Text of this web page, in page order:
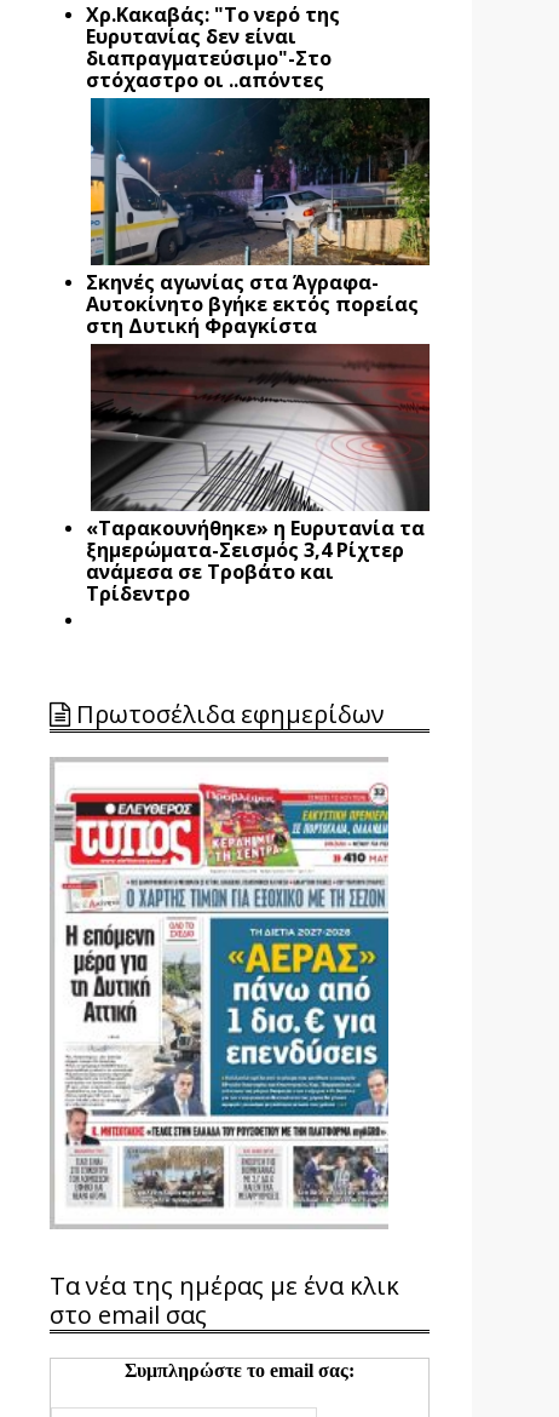
Xρ.Κακαβάς: "Το νερό της
Ευρυτανίας δεν είναι
διαπραγματεύσιμο"-Στο
στόχαστρο οι ..απόντες
Σκηνές αγωνίας στα Άγραφα-
Αυτοκίνητο βγήκε εκτός πορείας
στη Δυτική Φραγκίστα
«Ταρακουνήθηκε» η Ευρυτανία τα
ξημερώματα-Σεισμός 3,4 Ρίχτερ
ανάμεσα σε Τροβάτο και
Τρίδεντρο
Πρωτοσέλιδα εφημερίδων
Τα νέα της ημέρας με ένα κλικ
στο email σας
Συμπληρώστε το email σας: